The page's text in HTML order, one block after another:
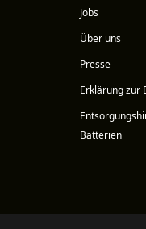
Jobs
Über uns
Presse
Erklärung zur
Batterien